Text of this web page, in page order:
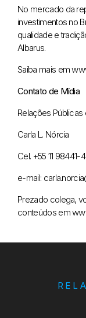
No mercado da
investimentos no
qualidade e
Albarus.
Saiba mais em
Contato de Mídia
Relações
Carla L. Nórcia
Cel. +55 11 98441-
e-mail:
Prezado colega,
conteúdos em